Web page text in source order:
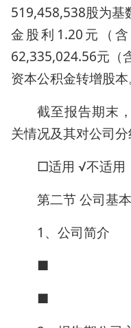
519,458,538股为基
金股利1.20元（
62,335,024.56元（
资本公积金转增股本
截至报告期末
关情况及其对公司
□适用 √不适用
第二节 公司基
1、公司简介
■
■